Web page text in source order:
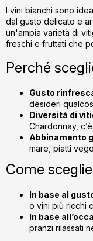
I vini bianchi sono
dal gusto delicato e
un'ampia varietà di
freschi e fruttati che
Perché
Gusto
desideri
Diversità di
Chardonnay,
Abbinamento
mare, piatti
Come
In base al
o vini più ricchi
In base
pranzi rilassati